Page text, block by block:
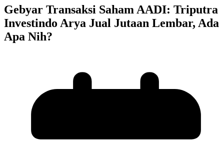
Gebyar Transaksi Saham AADI: Triputra
Investindo Arya Jual Jutaan Lembar, Ada
Apa Nih?